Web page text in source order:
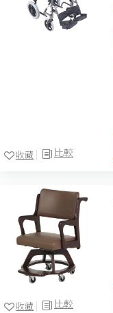
比較
收藏
比較
收藏